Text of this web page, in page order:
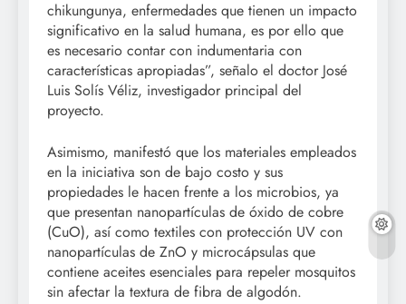
chikungunya, enfermedades que tienen un impacto
significativo en la salud humana, es por ello que
es necesario contar con indumentaria con
características apropiadas”, señalo el doctor José
Luis Solís Véliz, investigador principal del
proyecto.
Asimismo, manifestó que los materiales empleados
en la iniciativa son de bajo costo y sus
propiedades le hacen frente a los microbios, ya
que presentan nanopartículas de óxido de cobre
(CuO), así como textiles con protección UV con
nanopartículas de ZnO y microcápsulas que
contiene aceites esenciales para repeler mosquitos
sin afectar la textura de fibra de algodón.